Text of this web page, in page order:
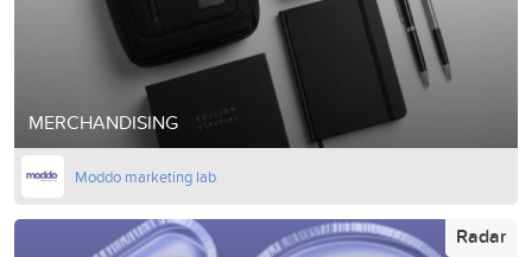
MERCHANDISING
Moddo marketing lab
Radar